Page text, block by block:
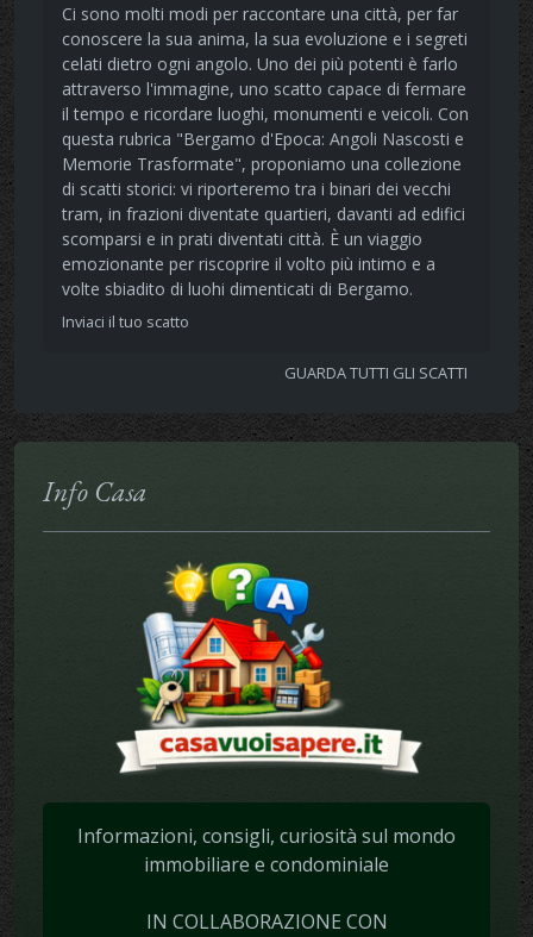
Ci sono molti modi per raccontare una città, per far
conoscere la sua anima, la sua evoluzione e i segreti
celati dietro ogni angolo. Uno dei più potenti è farlo
attraverso l'immagine, uno scatto capace di fermare
il tempo e ricordare luoghi, monumenti e veicoli. Con
questa rubrica "Bergamo d'Epoca: Angoli Nascosti e
Memorie Trasformate", proponiamo una collezione
di scatti storici: vi riporteremo tra i binari dei vecchi
tram, in frazioni diventate quartieri, davanti ad edifici
scomparsi e in prati diventati città. È un viaggio
emozionante per riscoprire il volto più intimo e a
volte sbiadito di luohi dimenticati di Bergamo.
Inviaci il tuo scatto
GUARDA TUTTI GLI SCATTI
Info Casa
Informazioni, consigli, curiosità sul mondo
immobiliare e condominiale
IN COLLABORAZIONE CON